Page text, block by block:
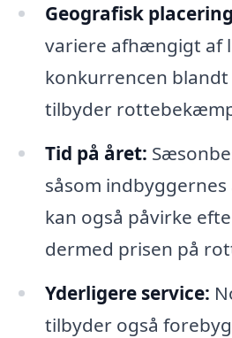
Geografisk
variere afhængigt af
konkurrencen
tilbyder
Tid på året:
såsom
kan også påvirke
dermed prisen på
Yderligere service:
tilbyder også